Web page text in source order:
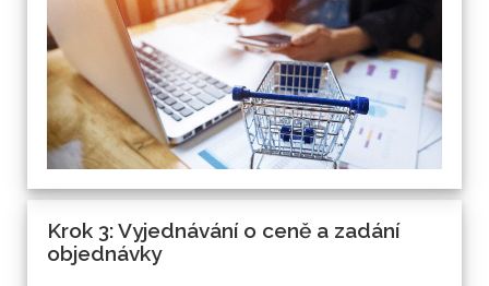
Krok 3: Vyjednávání o ceně a zadání
objednávky